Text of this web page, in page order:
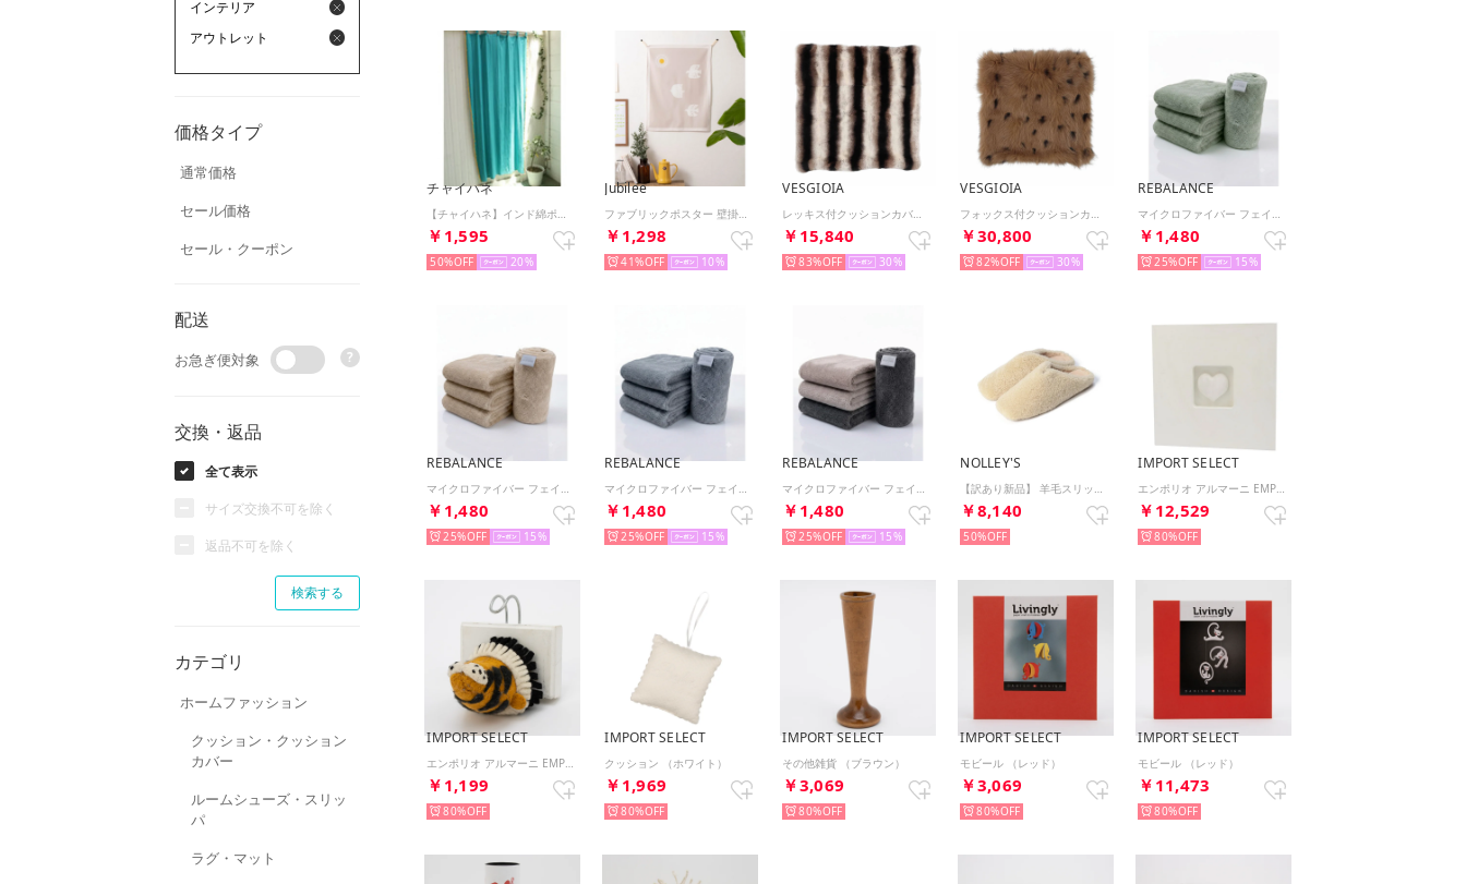
インテリア
アウトレット
価格タイプ
通常価格
セール価格
セール・クーポン
配送
お急ぎ便対象 ?
交換・返品
全て表示
サイズ交換不可を除く
返品不可を除く
カテゴリ
ホームファッション
クッション・クッション
カバー
ルームシューズ・スリッ
パ
ラグ・マット
チャイハネ
￥1,595
50% 20
Jubilee
￥1,298
41% 10
VESGIOIA
￥15,840
83% 30
VESGIOIA
￥30,800
82% 30
REBALANCE
￥1,480
25% 15
REBALANCE
￥1,480
25% 15
REBALANCE
￥1,480
25% 15
REBALANCE
￥1,480
25% 15
NOLLEY'S
￥8,140
50%
IMPORT SELECT
￥12,529
80%
IMPORT SELECT
￥1,199
80%
IMPORT SELECT
クッション （ホワイト）
￥1,969
80%
IMPORT SELECT
その他雑貨 （ブラウン）
￥3,069
80%
IMPORT SELECT
モビール （レッド）
￥3,069
80%
IMPORT SELECT
モビール （レッド）
￥11,473
80%